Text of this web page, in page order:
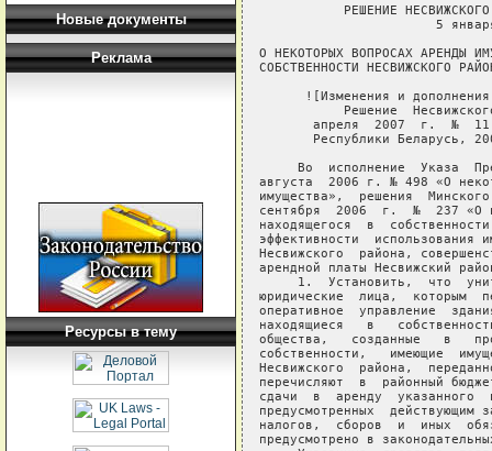
Новые документы
Реклама
Ресурсы в тему
РЕШЕНИЕ НЕСВИЖСКОГО РАЙОННОГО СОВЕТА ДЕПУТАТОВ
                       5 января 2007 г. № 125

О НЕКОТОРЫХ ВОПРОСАХ АРЕНДЫ ИМУЩЕСТВА, НАХОДЯЩЕГОСЯ В
СОБСТВЕННОСТИ НЕСВИЖСКОГО РАЙОНА

      ![Изменения и дополнения:
           Решение  Несвижского  районного Совета  депутатов  от  20
       апреля  2007  г.  №  11 (Национальный реестр  правовых  актов
       Республики Беларусь, 2007 г., № 151, 9/8273)]

     Во  исполнение  Указа  Президента  Республики  Беларусь  от   4
августа  2006 г. № 498 «О некоторых вопросах аренды государственного
имущества»,  решения  Минского областного  Совета  депутатов  от  29
сентября  2006  г.  №  237 «О некоторых вопросах  аренды  имущества,
находящегося  в  собственности Минской области»  в  целях  повышения
эффективности  использования имущества, находящегося в собственности
Несвижского  района, совершенствования порядка определения  размеров
арендной платы Несвижский районный Совет депутатов РЕШИЛ:
     1.  Установить,  что  унитарные предприятия,  учреждения,  иные
юридические  лица,  которым  переданы в  хозяйственное  ведение  или
оперативное  управление  здания,  сооружения  и  нежилые  помещения,
находящиеся   в   собственности  Несвижского   района,   акционерные
общества,   созданные   в   процессе  приватизации   государственной
собственности,   имеющие  имущество,  находящееся  в   собственности
Несвижского  района,  переданное  им  в  безвозмездное  пользование,
перечисляют  в  районный бюджет 50 процентов средств, полученных  от
сдачи  в  аренду  указанного  имущества и  оставшихся  после  уплаты
предусмотренных  действующим законодательством  Республики  Беларусь
налогов,  сборов  и  иных  обязательных  платежей,  если   иное   не
предусмотрено в законодательных актах.
     Указанные  средства  подлежат перечислению  в  районный  бюджет
ежемесячно не позднее 22-го числа месяца, следующего за отчетным.
     Арендодатели   представляют  в  финансовый  отдел   Несвижского
районного  исполнительного комитета (далее  -  райисполком)  расчеты
суммы  арендной  платы, подлежащей перечислению в  районный  бюджет,
согласно приложению к настоящему решению ежеквартально не позднее 20-
го числа месяца, следующего за отчетным месяцем.
     Ответственность  за правильность начисления  и  своевременность
перечисления   средств  в  доход  районного  бюджета  возложить   на
руководителей   организаций  -  арендодателей,  сдающих   в   аренду
имущество,  и  заместителей председателя райисполкома по  курируемым
отраслям. 
            ________________________________________________________
            Пункт  1 дополнен частями решением Несвижского районного
         Совета депутатов от 20 апреля 2007 г. № 11
            ________________________________________________________

     Освобождение   от  перечисления  в  районный   бюджет   средств,
полученных от сдачи в аренду зданий, сооружений и нежилых помещений,
находящихся   в  собственности  Несвижского  района,  осуществляется
индивидуально   по  решению  Несвижского  районного  исполнительного
комитета.
     2. Утвердить прилагаемые:
     Инструкцию  о  порядке  сдачи  в аренду  зданий,  сооружений  и
нежилых помещений, находящихся в собственности Несвижского района;
     Инструкцию  о порядке определения размеров арендной  платы  при
сдаче  в  аренду  производственных зданий, сооружений  и  помещений,
находящихся в собственности Несвижского района;
     Инструкцию  о порядке определения размеров арендной  платы  при
сдаче  в  аренду оборудования, транспортных средств,  находящихся  в
собственности Несвижского района.
     3.   Арендодателям   производственных  зданий,   сооружений   и
помещений,   оборудования,  транспортных  средств,   находящихся   в
собственности  Несвижского  района,  в  трехмесячный  срок  привести
размеры арендной платы в соответствие с настоящим решением.
     4.    Несвижскому   районному   исполнительному   комитету    в
трехмесячный срок обеспечить приведение своих решений в соответствие
с настоящим решением.
     5.  Контроль  за  исполнением настоящего решения  возложить  на
постоянные   комиссии   Несвижского  районного   Совета   депутатов,
заместителя   председателя  Несвижского  районного   исполнительного
комитета  Ивашко  С.Е.,  управляющего делами  Несвижского  районного
исполнительного комитета Севереня В.С.
     6. Признать утратившими силу:
     решение  Несвижского районного Совета депутатов от  20  декабря
2002  г.  №  75 «Об утверждении Положения о порядке сдачи  в  аренду
зданий,  сооружений и нежилых помещений, находящихся в собственности
Несвижского района»;
     решение  Несвижского  районного Совета  депутатов  от  19  июня
2003  г.  №  16  «Об  утверждении Инструкции  по  вопросам  арендных
отношений»;
     решение  Несвижского районного Совета депутатов от 27  сентября
2005   г.  №  76  «О  внесении  изменений  и  дополнений  в  решение
Несвижского районного Совета депутатов от 19 июня 2003 г. № 16».
     7.   Настоящее   решение   опубликовать   в   районной   газете
«Нясвiжскiя навiны».
     
Председатель                                              Т.И.Каспер
     
                                               УТВЕРЖДЕНО